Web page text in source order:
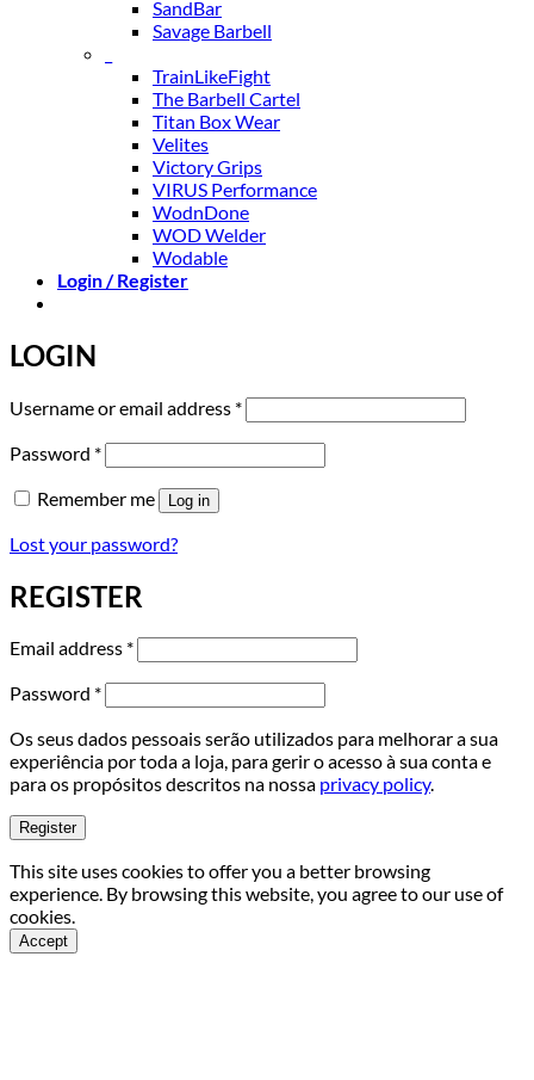
SandBar
Savage Barbell
TrainLikeFight
The Barbell Cartel
Titan Box Wear
Velites
Victory Grips
VIRUS Performance
WodnDone
WOD Welder
Wodable
Login / Register
LOGIN
Username or email address *Required
Password *Required
Remember me Log in
Lost your password?
REGISTER
Email address *Required
Password *Required
Os seus dados pessoais serão utilizados para melhorar a sua
experiência por toda a loja, para gerir o acesso à sua conta e
para os propósitos descritos na nossa privacy policy.
Register
This site uses cookies to offer you a better browsing
experience. By browsing this website, you agree to our use of
cookies.
Accept